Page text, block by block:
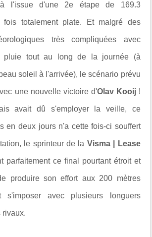
à l'issue d'une 2e étape de 169.3
fois totalement plate. Et malgré des
très compliquées avec
pluie tout au long de la journée (à
soleil à l'arrivée), le scénario prévu
une nouvelle victoire d'Olav Kooij!
avait dû s'employer la veille, ce
en deux jours n'a cette fois-ci souffert
le sprinteur de la Visma | Lease
parfaitement ce final pourtant étroit et
produire son effort aux 200 mètres
s'imposer avec plusieurs longuers
rivaux.